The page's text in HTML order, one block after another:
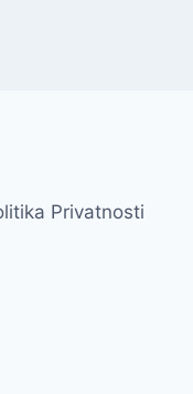
Privatnosti